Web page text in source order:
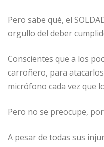
Pero sabe qué, el
orgullo del deber
Conscientes que a los
carroñero, para
micrófono cada vez que
Pero no se preocupe,
A pesar de todas sus